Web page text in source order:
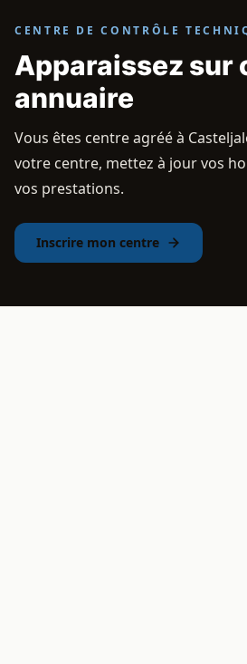
CENTRE DE CONTRÔLE
Apparaissez sur
annuaire
Vous êtes centre agréé à
votre centre, mettez à jour vos
vos prestations.
Inscrire mon centre